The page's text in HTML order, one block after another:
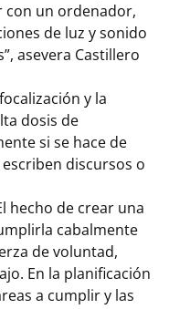
un ordenador,
de luz y sonido
asevera Castillero
y la
dosis de
si se hace de
discursos o
hecho de crear una
cabalmente
de voluntad,
En la planificación
a cumplir y las